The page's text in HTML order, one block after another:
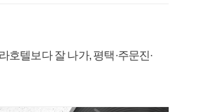
호텔보다 잘 나가, 평택·주문진·